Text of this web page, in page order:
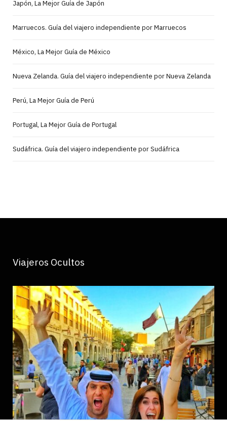
Japón, La Mejor Guía de Japón
Marruecos. Guía del viajero independiente por Marruecos
México, La Mejor Guía de México
Nueva Zelanda. Guía del viajero independiente por Nueva Zelanda
Perú, La Mejor Guía de Perú
Portugal, La Mejor Guía de Portugal
Sudáfrica. Guía del viajero independiente por Sudáfrica
Viajeros Ocultos